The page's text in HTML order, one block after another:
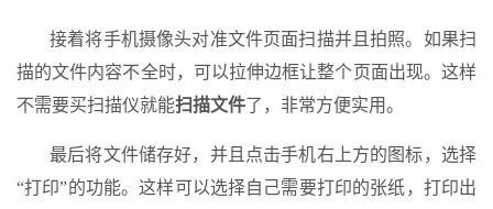
接着将手机摄像头对准文件页面扫描并且拍照。如果扫
描的文件内容不全时，可以拉伸边框让整个页面出现。这样
不需要买扫描仪就能扫描文件了，非常方便实用。
最后将文件储存好，并且点击手机右上方的图标，选择
“打印”的功能。这样可以选择自己需要打印的张纸，打印出